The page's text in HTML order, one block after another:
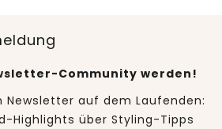
Community werden!
Newsletter auf dem Laufenden:
Highlights über Styling-Tipps